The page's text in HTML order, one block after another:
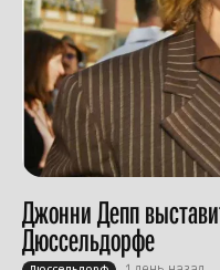
Джонни Депп
Дюссельдорфе